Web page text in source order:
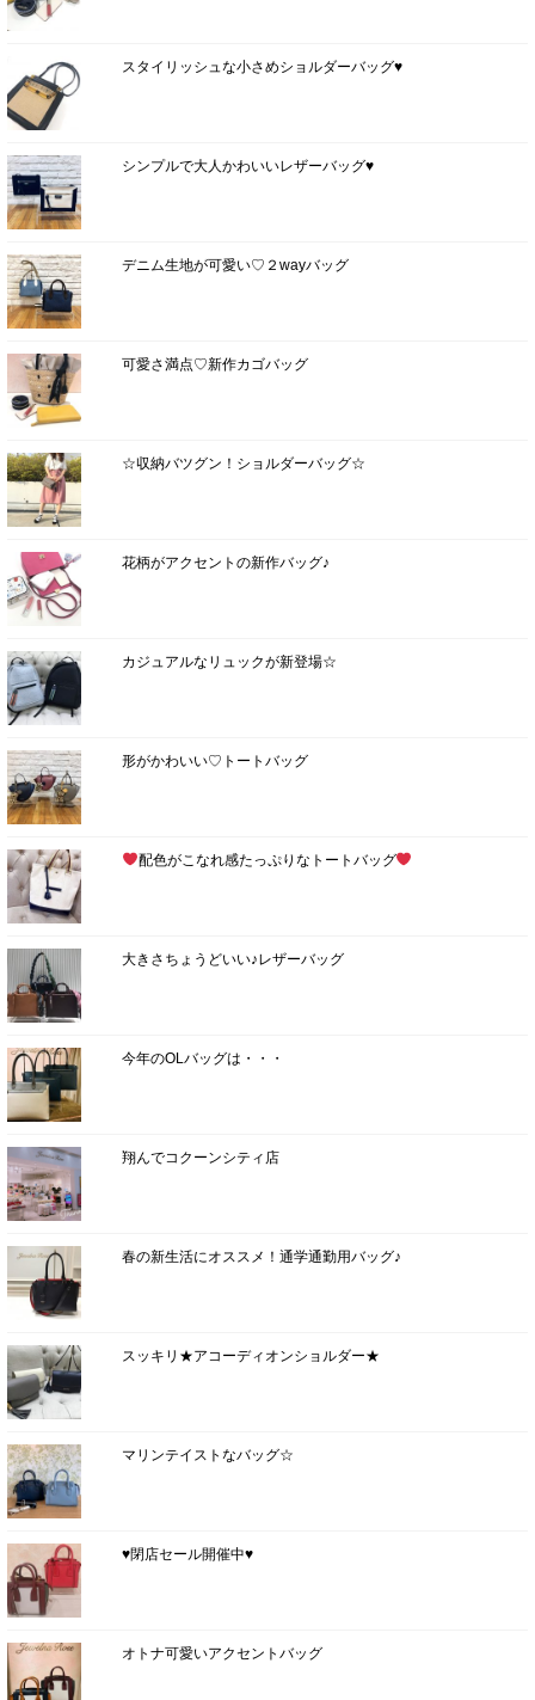
スタイリッシュな小さめショルダーバッグ♥
シンプルで大人かわいいレザーバッグ♥
デニム生地が可愛い♡２wayバッグ
可愛さ満点♡新作カゴバッグ
☆収納バツグン！ショルダーバッグ☆
花柄がアクセントの新作バッグ♪
カジュアルなリュックが新登場☆
形がかわいい♡トートバッグ
配色がこなれ感たっぷりなトートバッグ
大きさちょうどいい♪レザーバッグ
今年のOLバッグは・・・
翔んでコクーンシティ店
春の新生活にオススメ！通学通勤用バッグ♪
スッキリ★アコーディオンショルダー★
マリンテイストなバッグ☆
♥閉店セール開催中♥
オトナ可愛いアクセントバッグ